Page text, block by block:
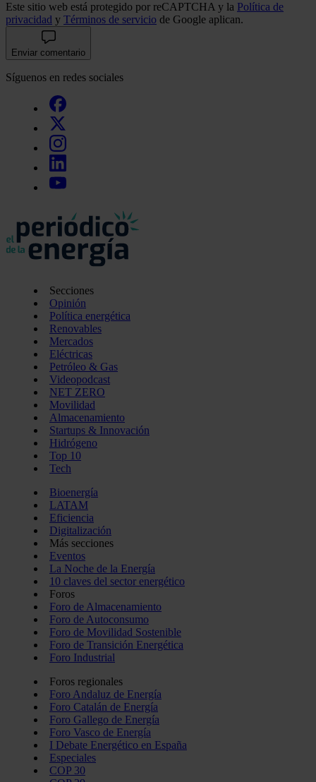
Este sitio web está protegido por reCAPTCHA y la Política de
privacidad y Términos de servicio de Google aplican.
Enviar comentario
Síguenos en redes sociales
Secciones
Opinión
Política energética
Renovables
Mercados
Eléctricas
Petróleo & Gas
Videopodcast
NET ZERO
Movilidad
Almacenamiento
Startups & Innovación
Hidrógeno
Top 10
Tech
Bioenergía
LATAM
Eficiencia
Digitalización
Más secciones
Eventos
La Noche de la Energía
10 claves del sector energético
Foros
Foro de Almacenamiento
Foro de Autoconsumo
Foro de Movilidad Sostenible
Foro de Transición Energética
Foro Industrial
Foros regionales
Foro Andaluz de Energía
Foro Catalán de Energía
Foro Gallego de Energía
Foro Vasco de Energía
I Debate Energético en España
Especiales
COP 30